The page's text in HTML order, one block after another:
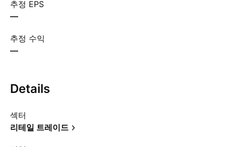
추정 EPS
—
추정 수익
—
Details
섹터
리테일 트레이드